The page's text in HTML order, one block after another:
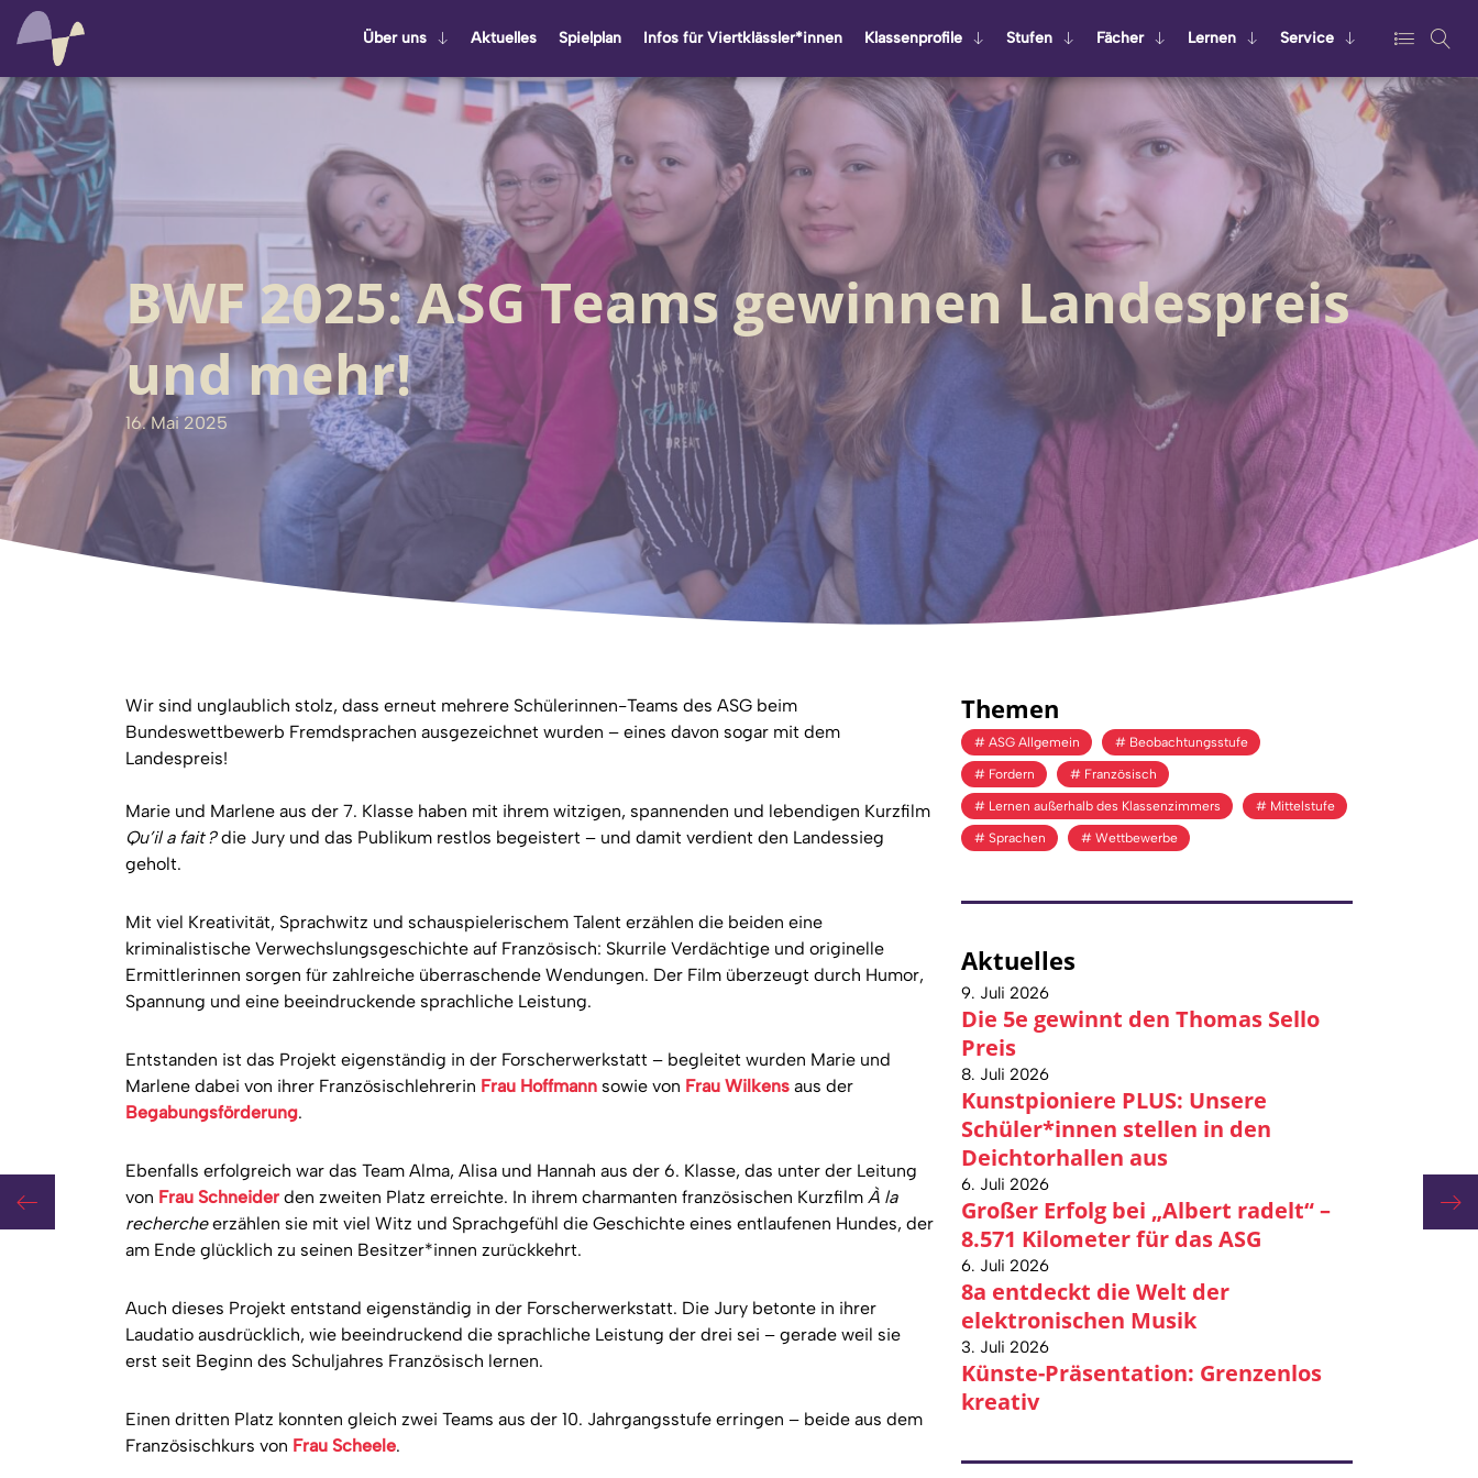
Über uns Ak­tu­el­les Spiel­plan Infos für Viert­kläss­ler*innen Klas­sen­pro­fi­le Stu­fen Fä­cher Ler­nen Ser­vice
BWF 2025: ASG Teams gewinnen Landespreis
und mehr!
16. Mai 2025
Wir sind unglaublich stolz, dass erneut mehrere Schülerinnen-Teams des ASG beim
Bundeswettbewerb Fremdsprachen ausgezeichnet wurden – eines davon sogar mit dem
Landespreis!
Marie und Marlene aus der 7. Klasse haben mit ihrem witzigen, spannenden und lebendigen Kurzfilm
Qu’il a fait ?die Jury und das Publikum restlos begeistert – und damit verdient den Landessieg
geholt.
Mit viel Kreativität, Sprachwitz und schauspielerischem Talent erzählen die beiden eine
kriminalistische Verwechslungsgeschichte auf Französisch: Skurrile Verdächtige und originelle
Ermittlerinnen sorgen für zahlreiche überraschende Wendungen. Der Film überzeugt durch Humor,
Spannung und eine beeindruckende sprachliche Leistung.
Entstanden ist das Projekt eigenständig in der Forscherwerkstatt – begleitet wurden Marie und
Marlene dabei von ihrer Französischlehrerin Frau Hoffmann sowie von Frau Wilkens aus der
Begabungsförderung.
Ebenfalls erfolgreich war das Team Alma, Alisa und Hannah aus der 6. Klasse, das unter der Leitung
von Frau Schneider den zweiten Platz erreichte. In ihrem charmanten französischen Kurzfilm À la
rechercheerzählen sie mit viel Witz und Sprachgefühl die Geschichte eines entlaufenen Hundes, der
am Ende glücklich zu seinen Besitzer*innen zurückkehrt.
Auch dieses Projekt entstand eigenständig in der Forscherwerkstatt. Die Jury betonte in ihrer
Laudatio ausdrücklich, wie beeindruckend die sprachliche Leistung der drei sei – gerade weil sie
erst seit Beginn des Schuljahres Französisch lernen.
Einen dritten Platz konnten gleich zwei Teams aus der 10. Jahrgangsstufe erringen – beide aus dem
Französischkurs von Frau Scheele.
Themen
ASG Allgemein Beobachtungsstufe
Fordern Französisch
Lernen außerhalb des Klassenzimmers Mittelstufe
Sprachen Wettbewerbe
Aktuelles
9. Juli 2026
Die 5e gewinnt den Thomas Sello
Preis
8. Juli 2026
Kunstpioniere PLUS: Unsere
Schüler*innen stellen in den
Deichtorhallen aus
6. Juli 2026
Großer Erfolg bei „Albert radelt“ –
8.571 Kilometer für das ASG
6. Juli 2026
8a entdeckt die Welt der
elektronischen Musik
3. Juli 2026
Künste-Präsentation: Grenzenlos
kreativ